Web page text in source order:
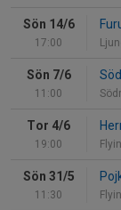
Sön 14/6
17:00
Sön 7/6
11:00
Tor 4/6
19:00
Sön 31/5
11:30